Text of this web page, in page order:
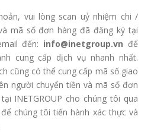
vui lòng scan uỷ nhiệm chi /
mã số đơn hàng đã đăng ký tại
đến: info@inetgroup.vn để
cung cấp dịch vụ nhanh nhất.
cũng có thể cung cấp mã số giao
người chuyển tiền và mã số đơn
INETGROUP cho chúng tôi qua
chúng tôi tiến hành xác thực và